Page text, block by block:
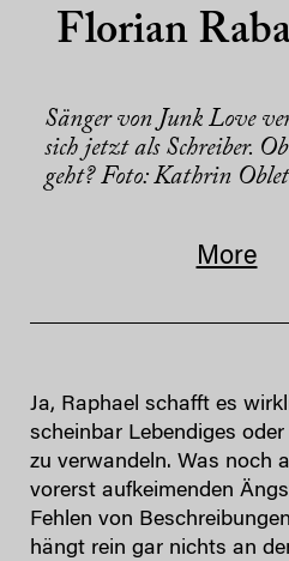
Florian
Sänger von Junk Love
sich jetzt als Schreiber.
geht? Foto: Kathrin
More
Ja, Raphael schafft es
scheinbar Lebendiges
zu verwandeln. Was noch
vorerst aufkeimenden
Fehlen von
hängt rein gar nichts an